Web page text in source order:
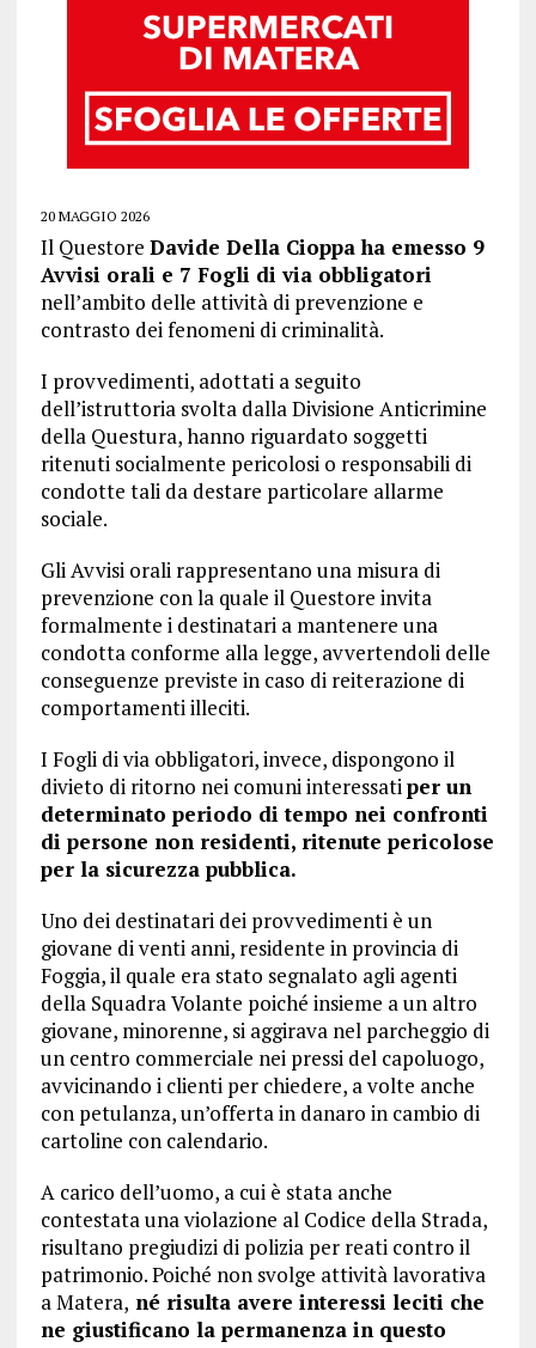
20 MAGGIO 2026
Il Questore Davide Della Cioppa ha emesso 9
Avvisi orali e 7 Fogli di via obbligatori
nell’ambito delle attività di prevenzione e
contrasto dei fenomeni di criminalità.
I provvedimenti, adottati a seguito
dell’istruttoria svolta dalla Divisione Anticrimine
della Questura, hanno riguardato soggetti
ritenuti socialmente pericolosi o responsabili di
condotte tali da destare particolare allarme
sociale.
Gli Avvisi orali rappresentano una misura di
prevenzione con la quale il Questore invita
formalmente i destinatari a mantenere una
condotta conforme alla legge, avvertendoli delle
conseguenze previste in caso di reiterazione di
comportamenti illeciti.
I Fogli di via obbligatori, invece, dispongono il
divieto di ritorno nei comuni interessatiper un
determinato periodo di tempo nei confronti
di persone non residenti, ritenute pericolose
per la sicurezza pubblica.
Uno dei destinatari dei provvedimenti è un
giovane di venti anni, residente in provincia di
Foggia, il quale era stato segnalato agli agenti
della Squadra Volante poiché insieme a un altro
giovane, minorenne, si aggirava nel parcheggio di
un centro commerciale nei pressi del capoluogo,
avvicinando i clienti per chiedere, a volte anche
con petulanza, un’offerta in danaro in cambio di
cartoline con calendario.
A carico dell’uomo, a cui è stata anche
contestata una violazione al Codice della Strada,
risultano pregiudizi di polizia per reati contro il
patrimonio. Poiché non svolge attività lavorativa
a Matera, né risulta avere interessi leciti che
ne giustificano la permanenza in questo